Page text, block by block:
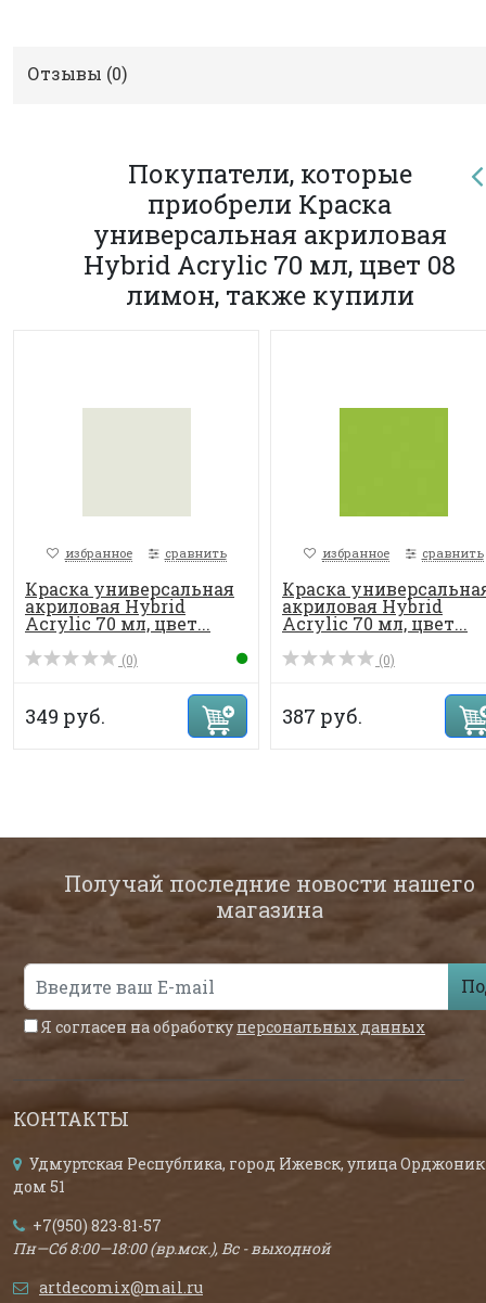
Отзывы (0)
Покупатели, которые
приобрели Краска
универсальная акриловая
Hybrid Acrylic 70 мл, цвет 08
лимон, также купили
избранное сравнить
Краска универсальная
акриловая Hybrid
Acrylic 70 мл, цвет...
(0)
349 руб.
избранное сравнить
Краска
акриловая Hybrid
Acrylic 70 мл, цвет...
(0)
387 руб.
Получай последние новости нашего
магазина
Я согласен на обработку персональных данных
КОНТАКТЫ
Удмуртская Республика, город Ижевск, улица
дом 51
+7(950) 823-81-57
Пн—Сб 8:00—18:00 (вр.мск.), Вс - выходной
artdecomix@mail.ru